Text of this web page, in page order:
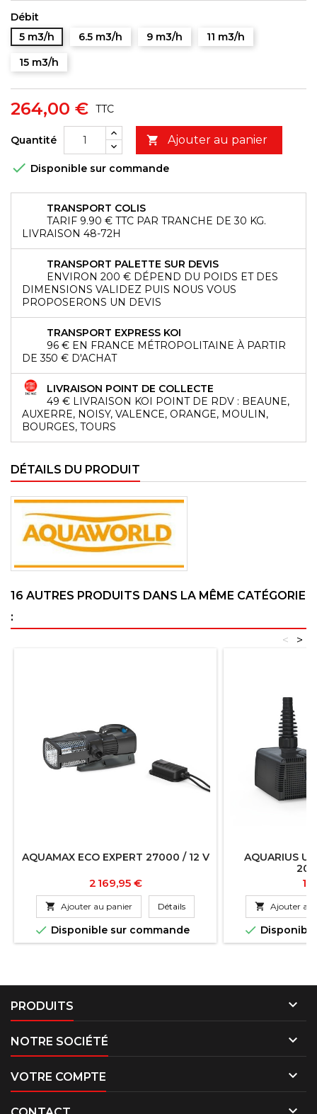
Débit
5 m3/h
6.5 m3/h 9 m3/h
11 m3/h
15 m3/h
264,00 € TTC
Quantité  Ajouter au panier
 Disponible sur commande
TRANSPORT COLIS
TARIF 9.90 € TTC PAR TRANCHE DE 30 KG.
LIVRAISON 48-72H
TRANSPORT PALETTE SUR DEVIS
ENVIRON 200 € DÉPEND DU POIDS ET DES
DIMENSIONS VALIDEZ PUIS NOUS VOUS
PROPOSERONS UN DEVIS
TRANSPORT EXPRESS KOI
96 € EN FRANCE MÉTROPOLITAINE À PARTIR
DE 350 € D'ACHAT
LIVRAISON POINT DE COLLECTE
49 € LIVRAISON KOI POINT DE RDV : BEAUNE,
AUXERRE, NOISY, VALENCE, ORANGE, MOULIN,
BOURGES, TOURS
DÉTAILS DU PRODUIT
16 AUTRES PRODUITS DANS LA MÊME CATÉGORIE
:
>
<
AQUAMAX ECO EXPERT 27000 / 12 V
Prix
2 169,95 €
 Ajouter au panier Détails
 Disponible sur commande
AQUARIUS
 Ajouter au

PRODUITS 
NOTRE SOCIÉTÉ 
VOTRE COMPTE 